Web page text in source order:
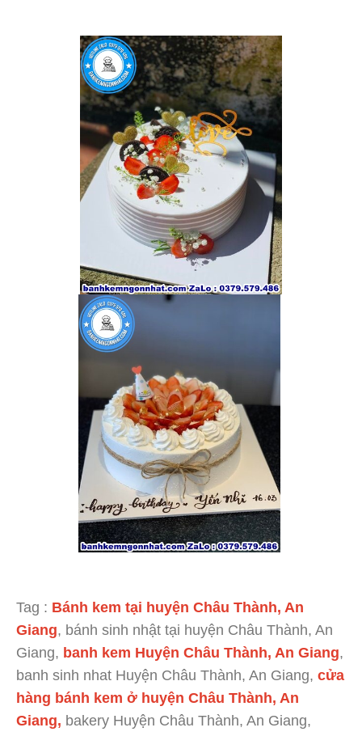
Tag : Bánh kem tại huyện Châu Thành, An
Giang, bánh sinh nhật tại huyện Châu Thành, An
Giang, banh kem Huyện Châu Thành, An Giang,
banh sinh nhat Huyện Châu Thành, An Giang, cửa
hàng bánh kem ở huyện Châu Thành, An
Giang, bakery Huyện Châu Thành, An Giang,